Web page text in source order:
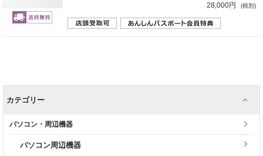
28,000円 (税別)
カテゴリー
パソコン・周辺機器
パソコン周辺機器